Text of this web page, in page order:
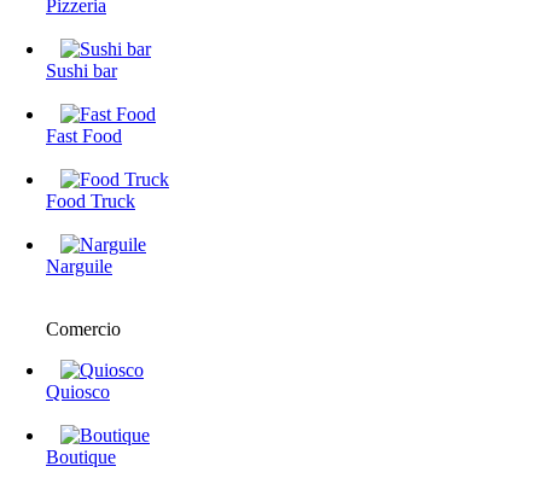
Pizzeria
Sushi bar
Fast Food
Food Truck
Narguile
Comercio
Quiosco
Boutique